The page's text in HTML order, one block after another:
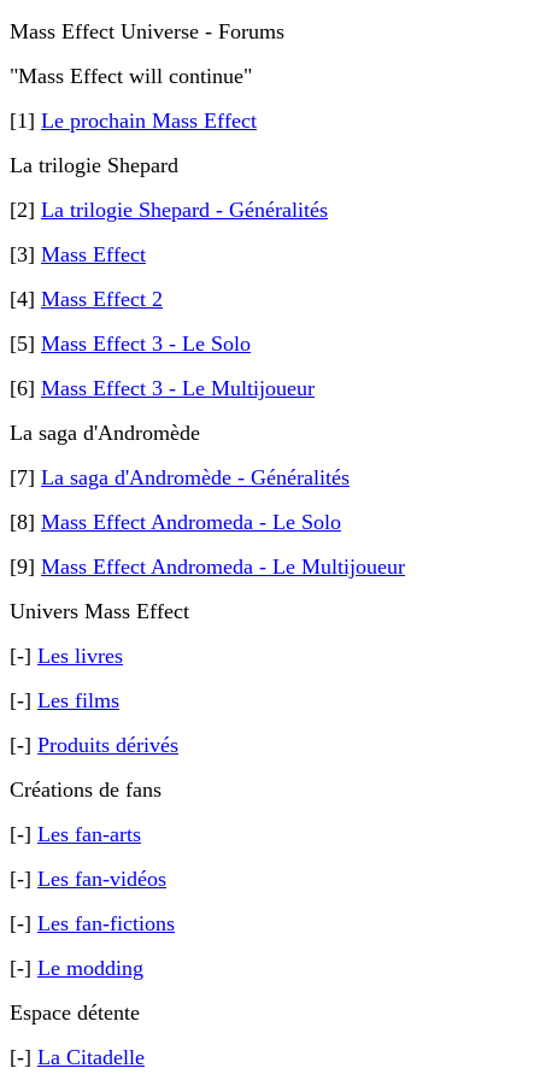
Mass Effect Universe - Forums
"Mass Effect will continue"
[1] Le prochain Mass Effect
La trilogie Shepard
[2] La trilogie Shepard - Généralités
[3] Mass Effect
[4] Mass Effect 2
[5] Mass Effect 3 - Le Solo
[6] Mass Effect 3 - Le Multijoueur
La saga d'Andromède
[7] La saga d'Andromède - Généralités
[8] Mass Effect Andromeda - Le Solo
[9] Mass Effect Andromeda - Le Multijoueur
Univers Mass Effect
[-] Les livres
[-] Les films
[-] Produits dérivés
Créations de fans
[-] Les fan-arts
[-] Les fan-vidéos
[-] Les fan-fictions
[-] Le modding
Espace détente
[-] La Citadelle